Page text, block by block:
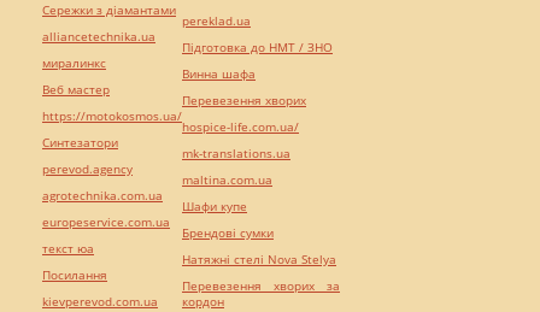
Сережки з діамантами
alliancetechnika.ua
миралинкс
Веб мастер
https://motokosmos.ua/
Синтезатори
perevod.agency
agrotechnika.com.ua
europeservice.com.ua
текст юа
Посилання
kievperevod.com.ua
pereklad.ua
Підготовка до НМТ / ЗНО
Винна шафа
Перевезення хворих
hospice-life.com.ua/
mk-translations.ua
maltina.com.ua
Шафи купе
Брендові сумки
Натяжні стелі Nova Stelya
Перевезення хворих за
кордон